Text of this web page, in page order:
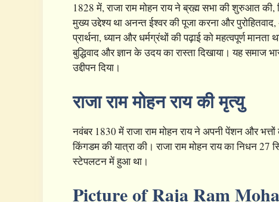
1828 में, राजा राम मोहन राय ने ब्रह्म सभा की शुरुआत
मुख्य उद्देश्य था अनन्त ईश्वर की पूजा करना और
प्रार्थना, ध्यान और धर्मग्रंथों की पढ़ाई को महत्वपूर्ण
बुद्धिवाद और ज्ञान के उदय का रास्ता दिखाया। यह समाज
उद्दीपन दिया।
राजा राम मोहन राय की मृत्यु
नवंबर 1830 में राजा राम मोहन राय ने अपनी पेंशन और
किंगडम की यात्रा की। राजा राम मोहन राय का निधन
स्टेपलटन में हुआ था।
Picture of Raja Ram